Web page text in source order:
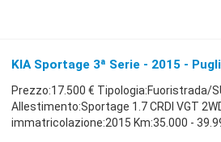
KIA Sportage 3ª Serie - 2015 -
Prezzo:17.500 € Tipologia:Fuoristrada/
Allestimento:Sportage 1.7 CRDI VGT
immatricolazione:2015 Km:35.000 -